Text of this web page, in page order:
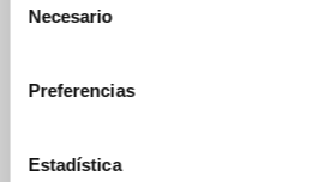
Necesario
Preferencias
Estadística